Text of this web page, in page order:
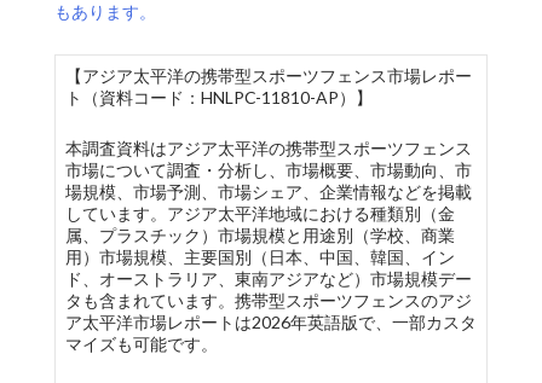
もあります。
【アジア太平洋の携帯型スポーツフェンス市場レポー
ト（資料コード：HNLPC-11810-AP）】
本調査資料はアジア太平洋の携帯型スポーツフェンス
市場について調査・分析し、市場概要、市場動向、市
場規模、市場予測、市場シェア、企業情報などを掲載
しています。アジア太平洋地域における種類別（金
属、プラスチック）市場規模と用途別（学校、商業
用）市場規模、主要国別（日本、中国、韓国、イン
ド、オーストラリア、東南アジアなど）市場規模デー
タも含まれています。携帯型スポーツフェンスのアジ
ア太平洋市場レポートは2026年英語版で、一部カスタ
マイズも可能です。